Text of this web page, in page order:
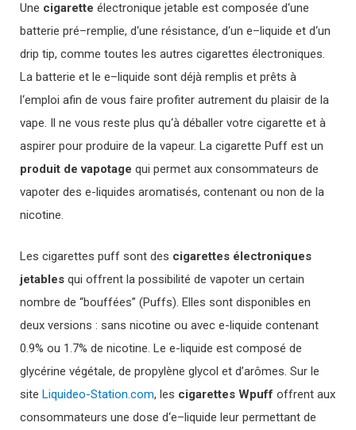
Une cigarette électronique jetable est composée d‘une
batterie pré–remplie, d‘une résistance, d‘un e–liquide et d‘un
drip tip, comme toutes les autres cigarettes électroniques.
La batterie et le e–liquide sont déjà remplis et prêts à
l‘emploi afin de vous faire profiter autrement du plaisir de la
vape. Il ne vous reste plus qu‘à déballer votre cigarette et à
aspirer pour produire de la vapeur. La cigarette Puff est un
produit de vapotage qui permet aux consommateurs de
vapoter des e-liquides aromatisés, contenant ou non de la
nicotine.
Les cigarettes puff sont des cigarettes électroniques
jetables qui offrent la possibilité de vapoter un certain
nombre de “bouffées” (Puffs). Elles sont disponibles en
deux versions : sans nicotine ou avec e-liquide contenant
0.9% ou 1.7% de nicotine. Le e-liquide est composé de
glycérine végétale, de propylène glycol et d’arômes. Sur le
site Liquideo-Station.com, les cigarettes Wpuff offrent aux
consommateurs une dose d‘e–liquide leur permettant de